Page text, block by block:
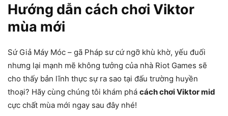
Hướng dẫn cách chơi Viktor
mùa mới
Sứ Giả Máy Móc – gã Pháp sư cứ ngỡ khù khờ, yếu đuối
nhưng lại mạnh mẽ không tưởng của nhà Riot Games sẽ
cho thấy bản lĩnh thực sự ra sao tại đấu trường huyền
thoại? Hãy cùng chúng tôi khám phá cách chơi Viktor mid
cực chất mùa mới ngay sau đây nhé!